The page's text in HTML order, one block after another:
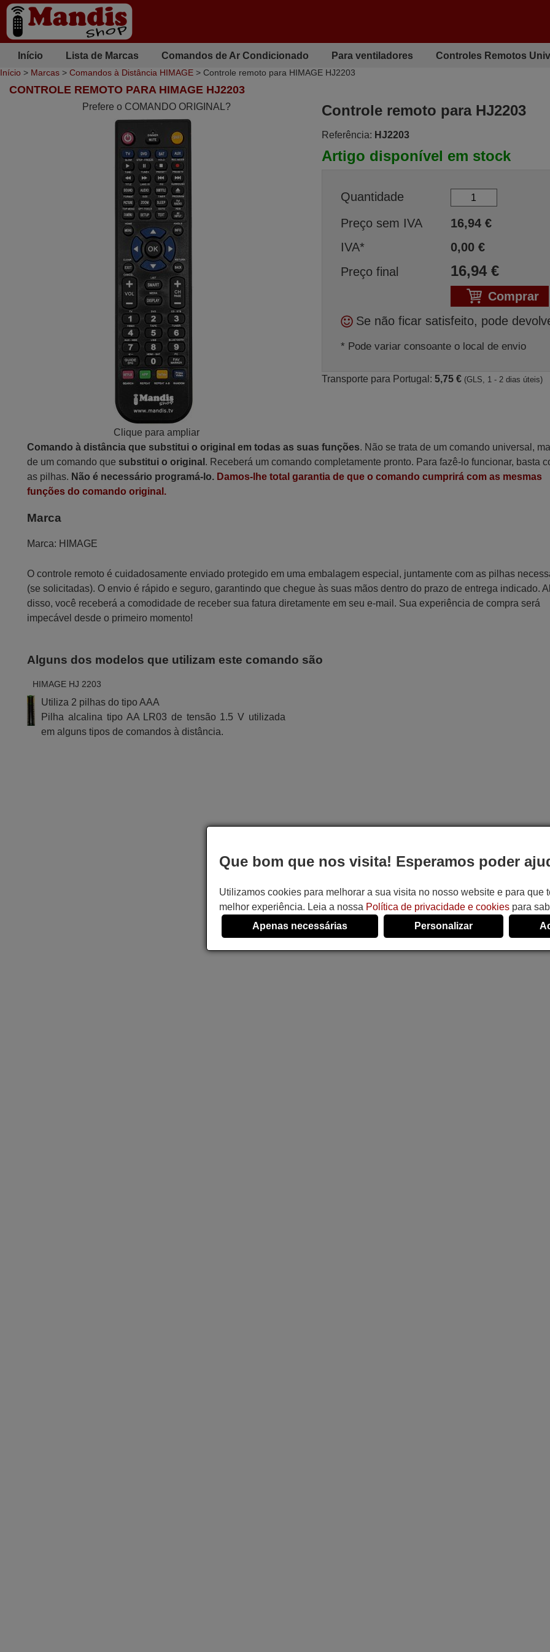
Início Lista de Marcas Comandos de Ar Condicionado Para ventiladores Controles Remotos
Início > Marcas > Comandos à Distância HIMAGE > Controle remoto para HIMAGE HJ2203
CONTROLE REMOTO PARA HIMAGE HJ2203
Prefere o COMANDO ORIGINAL?
Clique para ampliar
Controle remoto para HJ2203
Referência: HJ2203
Artigo disponível em stock
Quantidade
Preço sem IVA
16,94€
IVA*
0,00€
Preço final
16,94€
Comprar
Se não ficar satisfeito, pode
* Pode variar consoante o local de envio
Transporte para Portugal: 5,75 € (GLS, 1 - 2 dias úteis)
Comando à distância que substitui o original em todas as suas funções. Não se trata de um comando universal,
de um comando que substitui o original . Receberá um comando completamente pronto. Para fazê-lo funcionar, basta
as pilhas. Não é necessário programá-lo. Damos-lhe total garantia de que o comando cumprirá com as mesmas
funções do comando original.
Marca
Marca: HIMAGE
O controle remoto é cuidadosamente enviado protegido em uma embalagem especial, juntamente com as pilhas
(se solicitadas). O envio é rápido e seguro, garantindo que chegue às suas mãos dentro do prazo de entrega indicado.
disso, você receberá a comodidade de receber sua fatura diretamente em seu e-mail. Sua experiência de compra será
impecável desde o primeiro momento!
Alguns dos modelos que utilizam este comando são
HIMAGE HJ 2203
Utiliza 2 pilhas do tipo AAA
Pilha alcalina tipo AA LR03 de tensão 1.5 V utilizada
em alguns tipos de comandos à distância.
Que bom que nos visita! Esperamos poder
Utilizamos cookies para melhorar a sua visita no nosso website e para que
melhor experiência. Leia a nossa Política de privacidade e cookies para
Apenas necessárias
Personalizar